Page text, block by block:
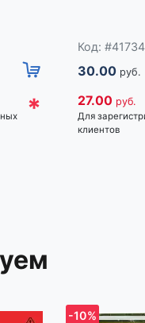
*
Код:
30.00 руб.
27.00 руб.
Для
клиентов
-10%